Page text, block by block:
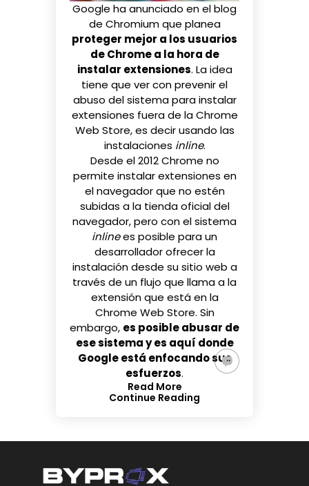
Google ha anunciado en elblog
de Chromiumque planea
proteger mejor a los usuarios
de Chrome a la hora de
instalar extensiones. La idea
tiene que ver con prevenir el
abuso del sistema para instalar
extensiones fuera de la Chrome
Web Store, es decir usando las
instalaciones inline.
Desde el 2012 Chrome no
permite instalar extensiones en
el navegador que no estén
subidas a la tienda oficial del
navegador, pero con el sistema
inlinees posible para un
desarrollador ofrecer la
instalación desde su sitio web a
través de un flujo que llama a la
extensión que está en la
Chrome Web Store. Sin
embargo, es posible abusar de
ese sistema y es aquí donde
Google está enfocando sus
esfuerzos.
Read More
Continue Reading